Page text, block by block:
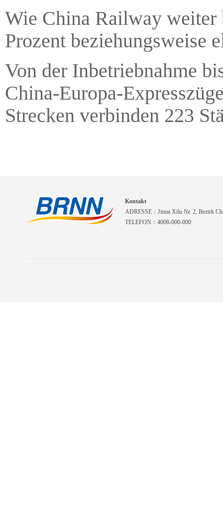
Wie China Railway weiter
Prozent beziehungsweise
Von der Inbetriebnahme
China-Europa-
Strecken verbinden 223
Kontakt
ADRESSE：Jintai Xilu Nr. 2, Bezirk
TELEFON：4008-000-000